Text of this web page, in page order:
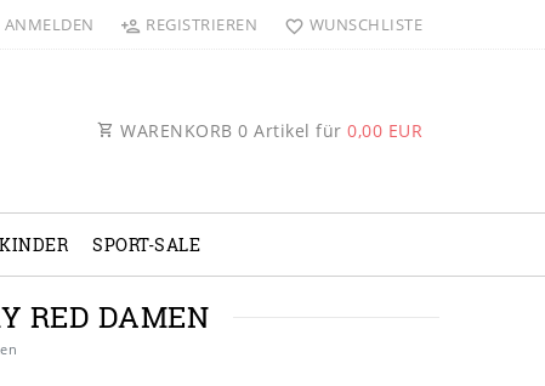
ANMELDEN REGISTRIEREN WUNSCHLISTE
WARENKORB 0 Artikel für 0,00 EUR
KINDER SPORT-SALE
RED DAMEN